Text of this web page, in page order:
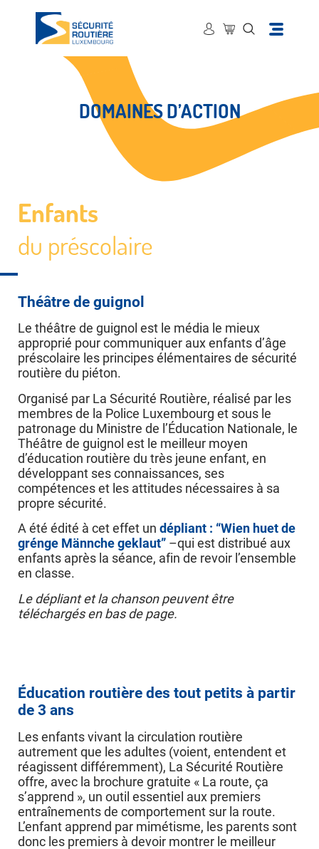
DOMAINES D’ACTION
Enfants
du préscolaire
Théâtre de guignol
Le théâtre de guignol est le média le mieux
approprié pour communiquer aux enfants d’âge
préscolaire les principes élémentaires de sécurité
routière du piéton.
Organisé par La Sécurité Routière, réalisé par les
membres de la Police Luxembourg et sous le
patronage du Ministre de l’Éducation Nationale, le
Théâtre de guignol est le meilleur moyen
d’éducation routière du très jeune enfant, en
développant ses connaissances, ses
compétences et les attitudes nécessaires à sa
propre sécurité.
A été édité à cet effet un dépliant : “Wien huet de
grénge Männche geklaut” –qui est distribué aux
enfants après la séance, afin de revoir l’ensemble
en classe.
Le dépliant et la chanson peuvent être
téléchargés en bas de page.
Éducation routière des tout petits à partir
de 3 ans
Les enfants vivant la circulation routière
autrement que les adultes (voient, entendent et
réagissent différemment), La Sécurité Routière
offre, avec la brochure gratuite « La route, ça
s’apprend », un outil essentiel aux premiers
entraînements de comportement sur la route.
L’enfant apprend par mimétisme, les parents sont
donc les premiers à devoir montrer le meilleur